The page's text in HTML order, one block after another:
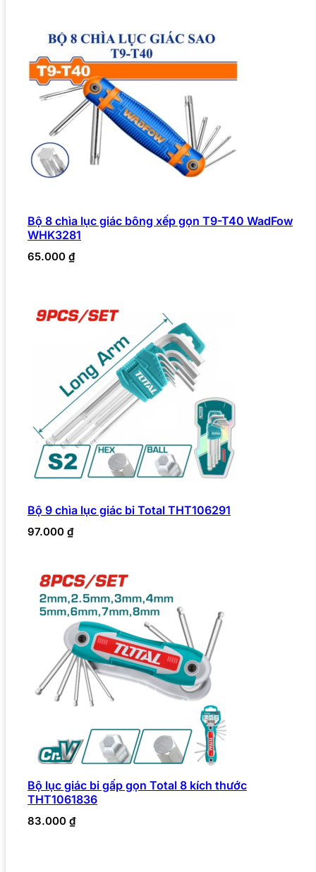
Bộ 8 chìa lục giác bông xếp gọn T9-T40 WadFow
WHK3281
65.000 ₫
Bộ 9 chìa lục giác bi Total THT106291
97.000 ₫
Bộ lục giác bi gấp gọn Total 8 kích thước
THT1061836
83.000 ₫